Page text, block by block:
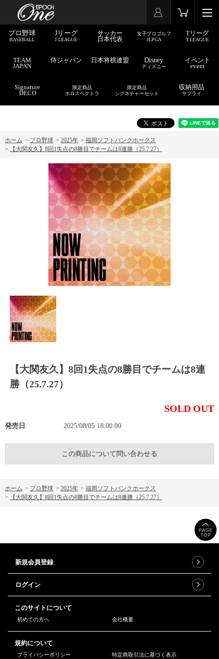
プロ野球
BASEBALL
Jリーグ
J.LEAGUE
サッカー
日本代表
女子プロゴルフ
JLPGA
Tリーグ
T.LEAGUE
TEAM
JAPAN
侍ジャパン 日本将棋連盟 Disney
ディズニー
イベント
event
Signature
DECO
限定商品
ホロスペクトラ
限定商品
シグネチャーセット
収納用品
サプライ
ホーム > プロ野球 > 2025年 > 福岡ソフトバンクホークス
>
【大関友久】8回1失点の8勝目でチームは8連勝（25.7.27）
【大関友久】8回1失点の8勝目でチームは8連
勝（25.7.27）
SOLD OUT
発売日 2025/08/05 18:00:00
この商品について問い合わせる
ホーム > プロ野球 > 2025年 > 福岡ソフトバンクホークス
>
【大関友久】8回1失点の8勝目でチームは8連勝（25.7.27）
新規会員登録
ログイン
このサイトについて
初めての方へ 会社概要
規約について
プライバシーポリシー 特定商取引法に基づく表示